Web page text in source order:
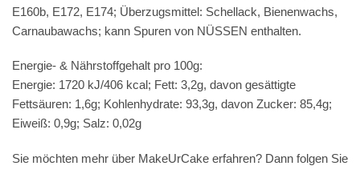
E160b, E172, E174; Überzugsmittel: Schellack, Bienenwachs,
Carnaubawachs; kann Spuren von NÜSSEN enthalten.
Energie- & Nährstoffgehalt pro 100g:
Energie: 1720 kJ/406 kcal; Fett: 3,2g, davon gesättigte
Fettsäuren: 1,6g; Kohlenhydrate: 93,3g, davon Zucker: 85,4g;
Eiweiß: 0,9g; Salz: 0,02g
Sie möchten mehr über MakeUrCake erfahren? Dann folgen Sie